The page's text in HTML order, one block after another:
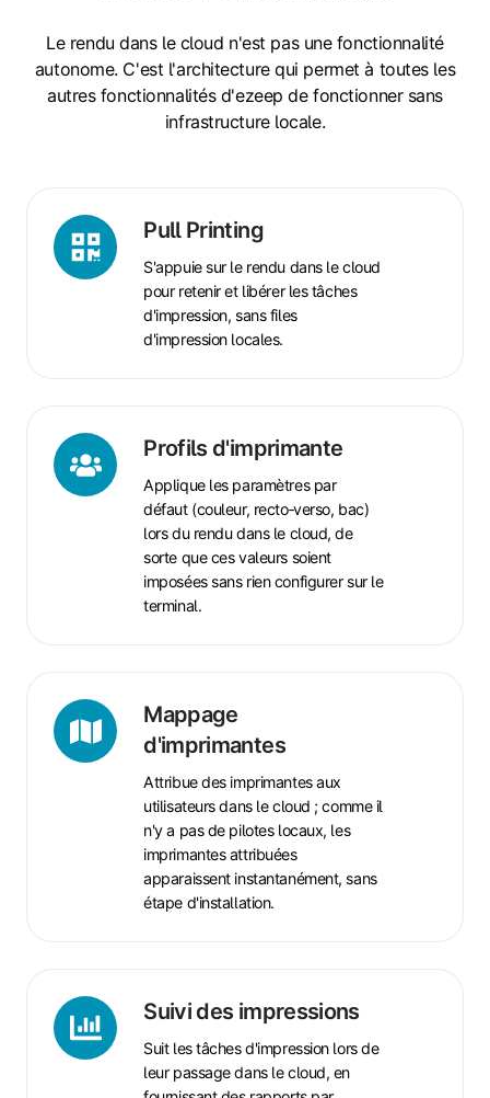
Le rendu dans le cloud n'est pas une fonctionnalité
autonome. C'est l'architecture qui permet à toutes les
autres fonctionnalités d'ezeep de fonctionner sans
infrastructure locale.
Pull Printing
S'appuie sur le rendu dans le cloud
pour retenir et libérer les tâches
d'impression, sans files
d'impression locales.
Printing
Profils d'imprimante
Applique les paramètres par
défaut (couleur, recto‑verso, bac)
lors du rendu dans le cloud, de
sorte que ces valeurs soient
imposées sans rien configurer sur le
terminal.
d'imprimante
Mappage
d'imprimantes
Attribue des imprimantes aux
utilisateurs dans le cloud ; comme il
n'y a pas de pilotes locaux, les
imprimantes attribuées
apparaissent instantanément, sans
étape d'installation.
d'imprimantes
Suivi des impressions
Suit les tâches d'impression lors de
leur passage dans le cloud, en
impressions